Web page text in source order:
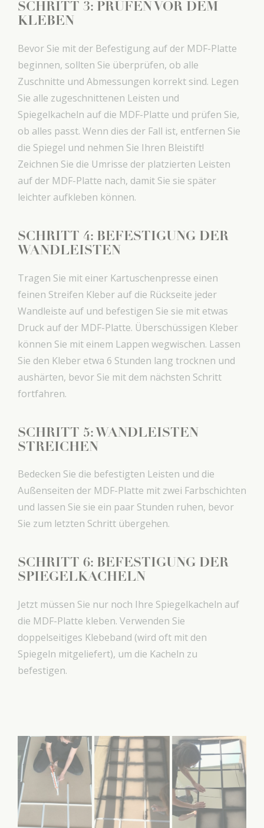
SCHRITT 3: PRÜFEN VOR DEM
KLEBEN
Bevor Sie mit der Befestigung auf der MDF-Platte
beginnen, sollten Sie überprüfen, ob alle
Zuschnitte und Abmessungen korrekt sind. Legen
Sie alle zugeschnittenen Leisten und
Spiegelkacheln auf die MDF-Platte und prüfen Sie,
ob alles passt. Wenn dies der Fall ist, entfernen Sie
die Spiegel und nehmen Sie Ihren Bleistift!
Zeichnen Sie die Umrisse der platzierten Leisten
auf der MDF-Platte nach, damit Sie sie später
leichter aufkleben können.
SCHRITT 4: BEFESTIGUNG DER
WANDLEISTEN
Tragen Sie mit einer Kartuschenpresse einen
feinen Streifen Kleber auf die Rückseite jeder
Wandleiste auf und befestigen Sie sie mit etwas
Druck auf der MDF-Platte. Überschüssigen Kleber
können Sie mit einem Lappen wegwischen. Lassen
Sie den Kleber etwa 6 Stunden lang trocknen und
aushärten, bevor Sie mit dem nächsten Schritt
fortfahren.
SCHRITT 5: WANDLEISTEN
STREICHEN
Bedecken Sie die befestigten Leisten und die
Außenseiten der MDF-Platte mit zwei Farbschichten
und lassen Sie sie ein paar Stunden ruhen, bevor
Sie zum letzten Schritt übergehen.
SCHRITT 6: BEFESTIGUNG DER
SPIEGELKACHELN
Jetzt müssen Sie nur noch Ihre Spiegelkacheln auf
die MDF-Platte kleben. Verwenden Sie
doppelseitiges Klebeband (wird oft mit den
Spiegeln mitgeliefert), um die Kacheln zu
befestigen.